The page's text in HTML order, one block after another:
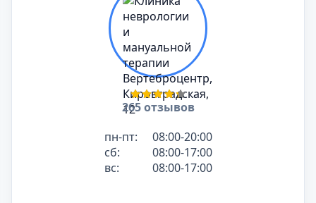
265 отзывов
пн-пт:
08:00-20:00
сб:
08:00-17:00
вс:
08:00-17:00